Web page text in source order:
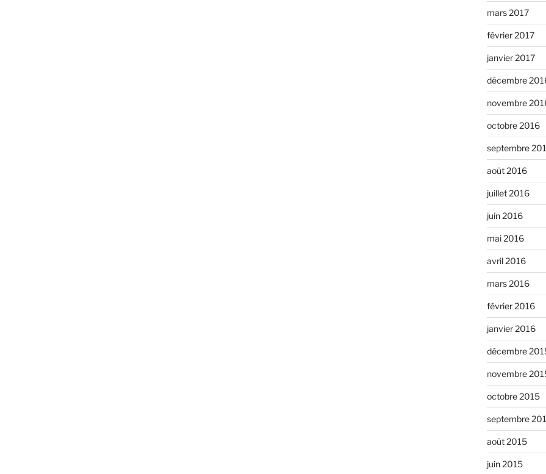
mars 2017
février 2017
janvier 2017
décembre
novembre
octobre 2016
septembre
août 2016
juillet 2016
juin 2016
mai 2016
avril 2016
mars 2016
février 2016
janvier 2016
décembre
novembre
octobre 2015
septembre
août 2015
juin 2015